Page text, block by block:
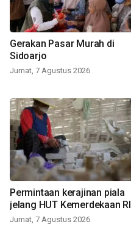
Gerakan Pasar Murah di
Sidoarjo
Jumat, 7 Agustus 2026
Permintaan kerajinan piala
jelang HUT Kemerdekaan RI
Jumat, 7 Agustus 2026